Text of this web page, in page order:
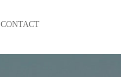
CONTACT